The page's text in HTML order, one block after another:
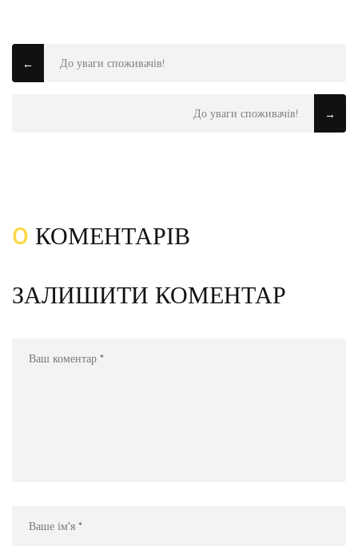
← До уваги споживачів!
До уваги споживачів! →
0 КОМЕНТАРІВ
ЗАЛИШИТИ КОМЕНТАР